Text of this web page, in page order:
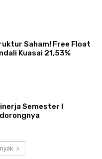
Saham! Free Float
Kuasai 21,53%
Semester I